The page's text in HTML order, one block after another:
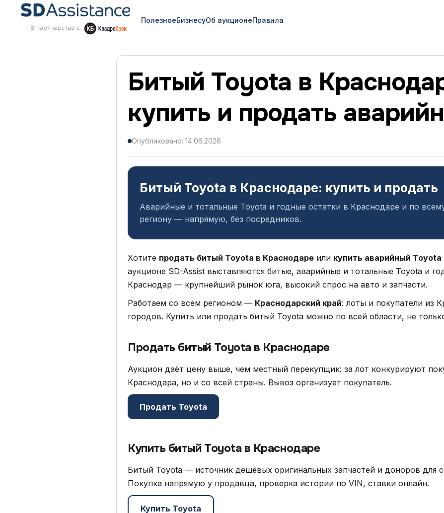
ПолезноеБизнесуОб аукционеПравила
Битый Toyota в
купить и продать
Опубликовано: 14.06.2026
Битый Toyota в Краснодаре: купить и продать
Аварийные и тотальные Toyota и годные остатки в Краснодаре и по
региону — напрямую, без посредников.
Хотите продать битый Toyota в Краснодаре или купить аварийный Toyota
аукционе SD-Assist выставляются битые, аварийные и тотальные Toyota и
Краснодар — крупнейший рынок юга, высокий спрос на авто и запчасти.
Работаем со всем регионом — Краснодарский край: лоты и покупатели из
городов. Купить или продать битый Toyota можно по всей области, не
Продать битый Toyota в Краснодаре
Аукцион даёт цену выше, чем местный перекупщик: за лот конкурируют
Краснодара, но и со всей страны. Вывоз организует покупатель.
Продать Toyota
Купить битый Toyota в Краснодаре
Битый Toyota — источник дешёвых оригинальных запчастей и доноров для
Покупка напрямую у продавца, проверка истории по VIN, ставки онлайн.
Купить Toyota